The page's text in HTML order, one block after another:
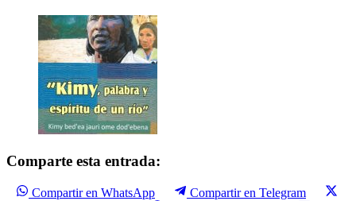
Comparte esta entrada:
Compartir en WhatsApp
Compartir en Telegram